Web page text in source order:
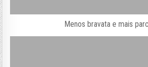
Menos bravata e mais